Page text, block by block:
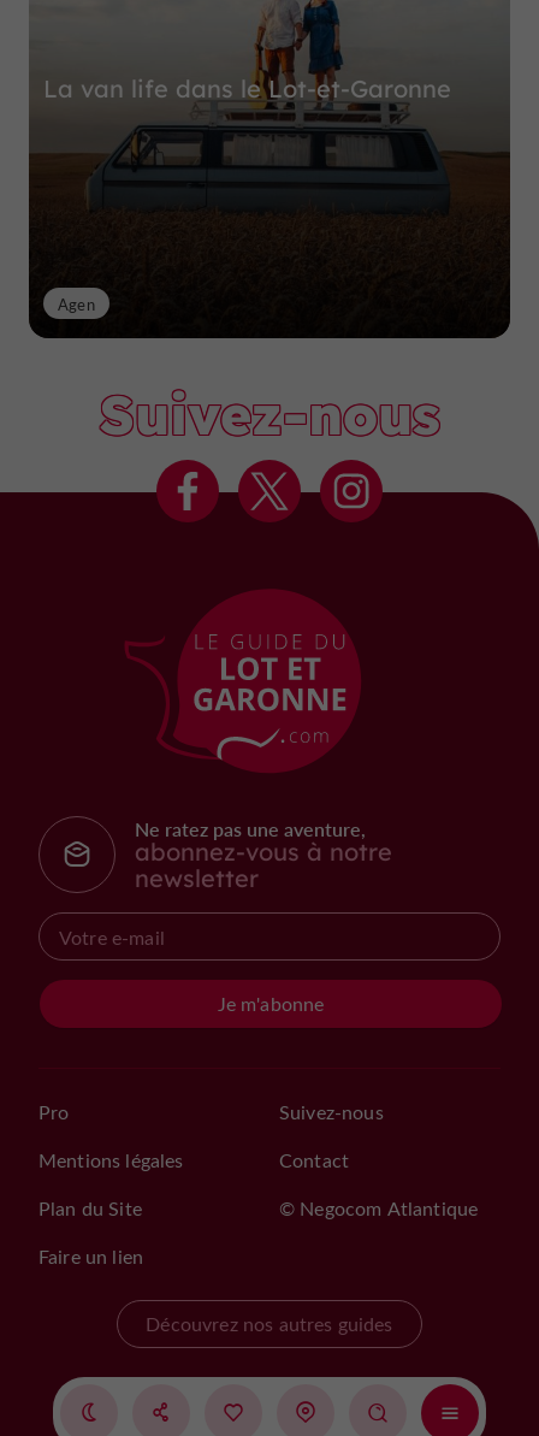
La van life dans le Lot-et-Garonne
Agen
Suivez-nous
Ne ratez pas une aventure,
abonnez-vous à notre
newsletter
Je m'abonne
Pro
Mentions légales
Plan du Site
Faire un lien
Suivez-nous
Contact
© Negocom Atlantique
Découvrez nos autres guides